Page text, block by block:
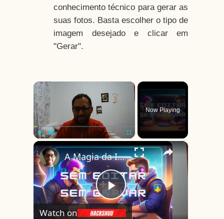
conhecimento técnico para gerar as
suas fotos. Basta escolher o tipo de
imagem desejado e clicar em
"Gerar".
×
Now Playing
×
Play
A Magia da IA: Descubra como Criar Vídeos Surpreendentes com Chat GPT e InVideo!
Watch on